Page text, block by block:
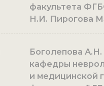
факультета
Н.И. Пирогова
Боголепова
кафедры
и медицинской